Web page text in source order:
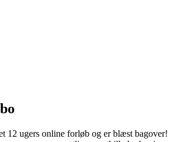
12 ugers online forløb og er blæst bagover!